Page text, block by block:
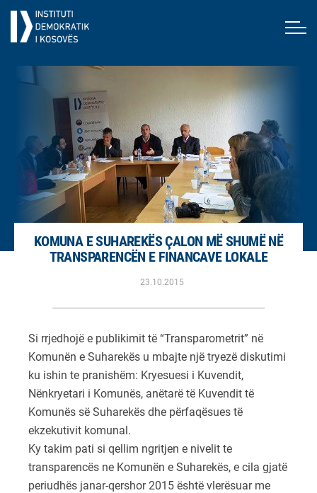
KOMUNA E SUHAREKËS ÇALON MË SHUMË NË
TRANSPARENCËN E FINANCAVE LOKALE
23.10.2015
Si rrjedhojë e publikimit të “Transparometrit” në
Komunën e Suharekës u mbajte një tryezë diskutimi
ku ishin te pranishëm: Kryesuesi i Kuvendit,
Nënkryetari i Komunës, anëtarë të Kuvendit të
Komunës së Suharekës dhe përfaqësues të
ekzekutivit komunal.
Ky takim pati si qellim ngritjen e nivelit te
transparencës ne Komunën e Suharekës, e cila gjatë
periudhës janar-qershor 2015 është vlerësuar me